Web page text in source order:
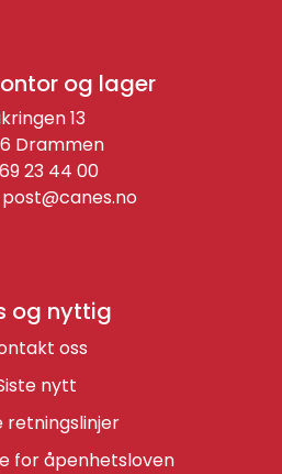
og nyttig
oss
nytt
retningslinjer
for åpenhetsloven
og lager
13
Drammen
23 44 00
post@canes.no